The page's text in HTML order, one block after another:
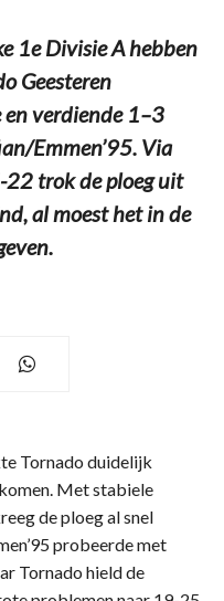
1e Divisie A hebben
Geesteren
en verdiende 1–3
Emmen’95. Via
trok de ploeg uit
al moest het in de
Tornado duidelijk
Met stabiele
de ploeg al snel
probeerde met
Tornado hield de